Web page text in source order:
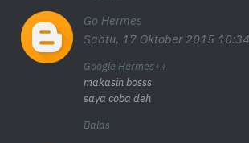
Go Hermes
Sabtu, 17 Oktober 2015
Google Hermes++
makasih bosss
saya coba deh
Balas